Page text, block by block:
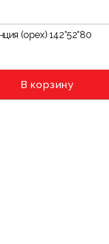
(орех) 142*52*80
В корзину